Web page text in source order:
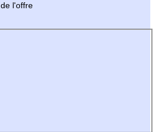
de l'offre